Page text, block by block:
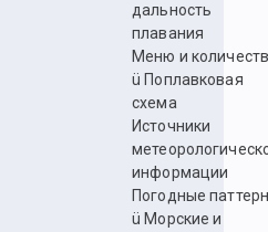
дальность
плавания
Меню и
ü Поплавковая
схема
Источники
информации
Погодные
ü Морские и